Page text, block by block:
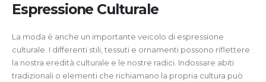
Espressione Culturale
La moda è anche un importante veicolo di espressione
culturale. I differenti stili, tessuti e ornamenti possono riflettere
la nostra eredità culturale e le nostre radici. Indossare abiti
tradizionali o elementi che richiamano la propria cultura può